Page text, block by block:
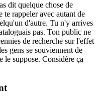
dit quelque chose de
te rappeler avec autant de
d'autre. Tu n'y arrives
pas. Ton public ne
de recherche sur l'effet
gens se souviennent de
le suppose. Considère ça